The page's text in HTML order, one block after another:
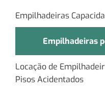
Empilhadeiras
Empilhadeiras
Locação de
Pisos Acidentados